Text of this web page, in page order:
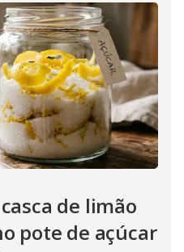
de limão
pote de açúcar